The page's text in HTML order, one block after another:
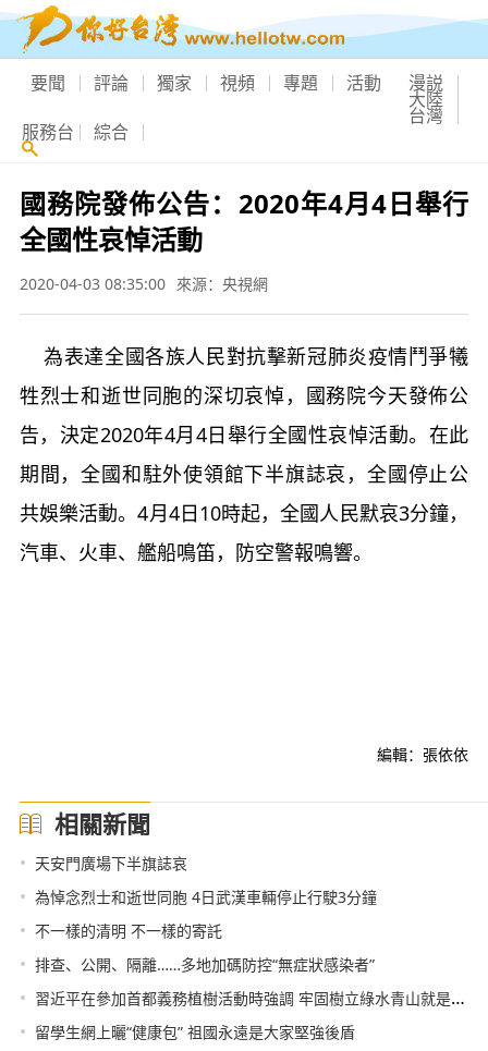
要聞 評論 獨家 視頻 專題 活動 漫説
大陸
台灣
服務台 綜合
國務院發佈公告：2020年4月4日舉行
全國性哀悼活動
2020-04-03 08:35:00 來源：央視網
為表達全國各族人民對抗擊新冠肺炎疫情鬥爭犧
牲烈士和逝世同胞的深切哀悼，國務院今天發佈公
告，決定2020年4月4日舉行全國性哀悼活動。在此
期間，全國和駐外使領館下半旗誌哀，全國停止公
共娛樂活動。4月4日10時起，全國人民默哀3分鐘，
汽車、火車、艦船鳴笛，防空警報鳴響。
編輯：張依依
相關新聞
• 天安門廣場下半旗誌哀
• 為悼念烈士和逝世同胞 4日武漢車輛停止行駛3分鐘
• 不一樣的清明 不一樣的寄託
• 排查、公開、隔離……多地加碼防控“無症狀感染者”
• 習近平在參加首都義務植樹活動時強調 牢固樹立綠水青山就是金山銀山理念 打造青山常在綠水長流空氣常新美麗中國
• 留學生網上曬“健康包” 祖國永遠是大家堅強後盾